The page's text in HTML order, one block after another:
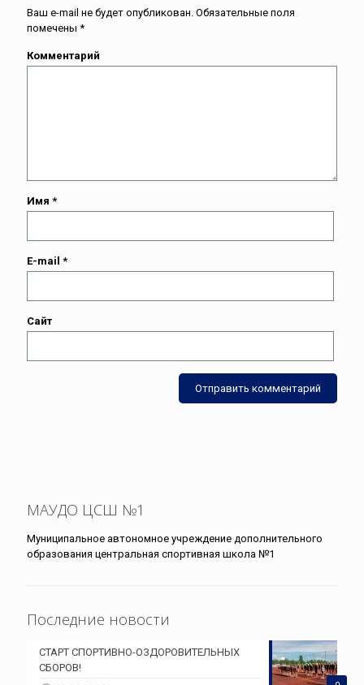
Ваш e-mail не будет опубликован. Обязательные поля
помечены *
Комментарий
Имя *
E-mail *
Сайт
МАУДО ЦСШ №1
Муниципальное автономное учреждение дополнительного
образования центральная спортивная школа №1
Последние новости
СТАРТ СПОРТИВНО-ОЗДОРОВИТЕЛЬНЫХ
СБОРОВ!